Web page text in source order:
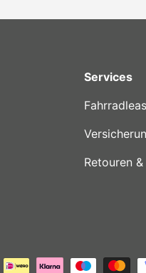
Services
Retouren